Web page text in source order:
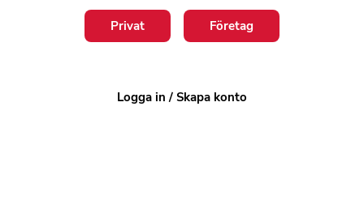
Privat Företag
Logga in / Skapa konto